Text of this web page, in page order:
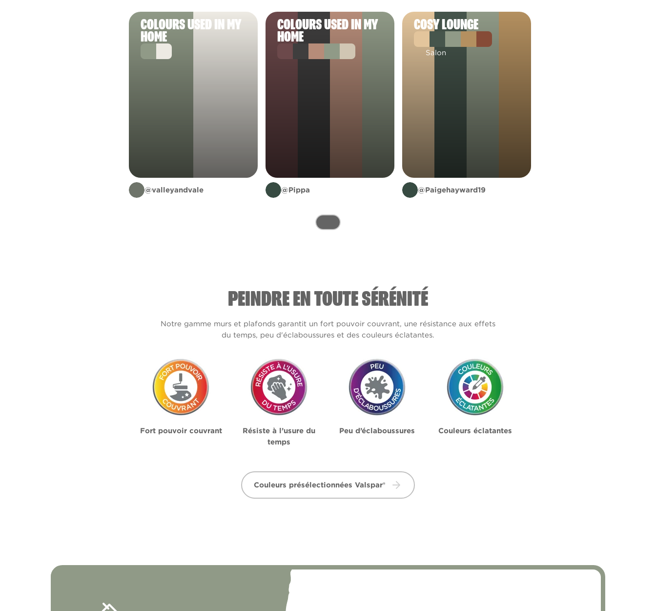
COLOURS USED IN MY
HOME
@valleyandvale
COLOURS USED IN MY
HOME
@Pippa
COSY LOUNGE
Salon
@Paigehayward19
PEINDRE EN TOUTE SÉRÉNITÉ
Notre gamme murs et plafonds garantit un fort pouvoir couvrant, une résistance aux effets
du temps, peu d'éclaboussures et des couleurs éclatantes.
Fort pouvoir couvrant
Résiste à l’usure du
temps
Peu d’éclaboussures Couleurs éclatantes
Couleurs présélectionnées Valspar®